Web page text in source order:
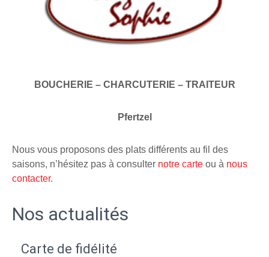
BOUCHERIE – CHARCUTERIE – TRAITEUR
Pfertzel
Nous vous proposons des plats différents au fil des
saisons, n’hésitez pas à consulter notre carte ou à nous
contacter.
Nos actualités
Carte de fidélité